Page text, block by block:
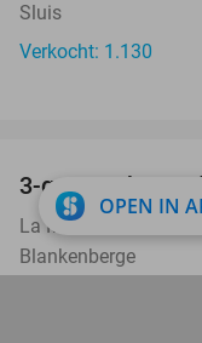
Sluis
Verkocht: 1.130
3-gangen
La Maison sur Mer
Blankenberge
OPEN IN